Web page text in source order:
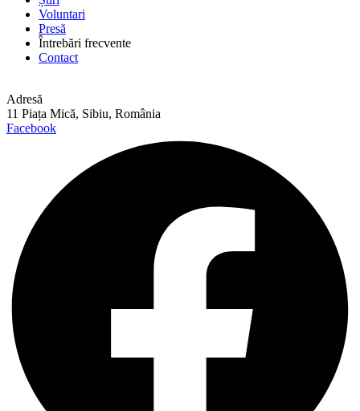
Voluntari
Presă
Întrebări frecvente
Contact
Adresă
11 Piața Mică, Sibiu, România
Facebook